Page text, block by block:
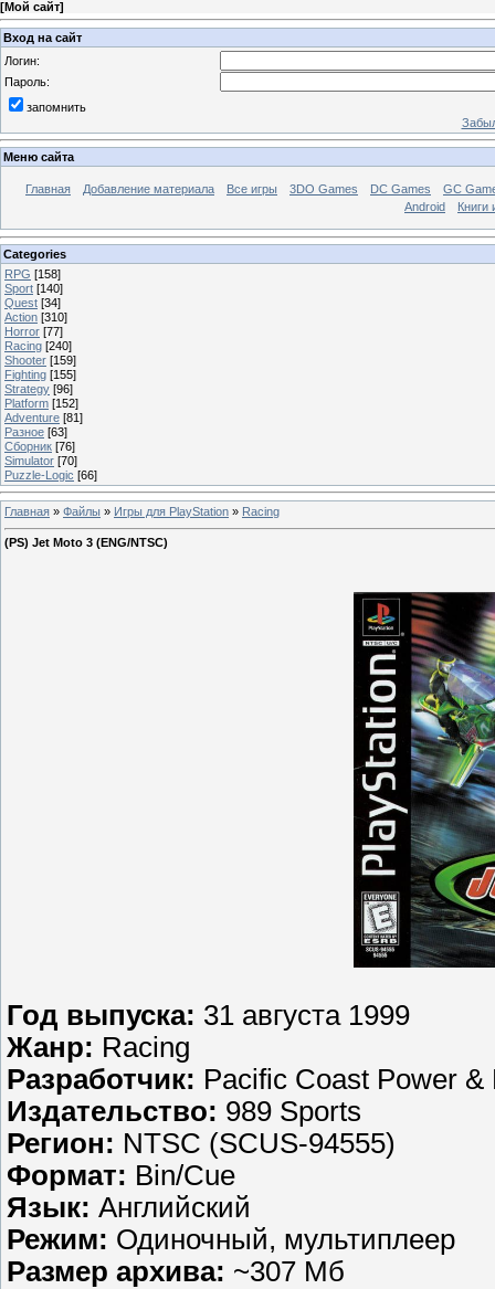
[Мой сайт]
Вход на сайт
Логин:
Пароль:
запомнить
Меню сайта
Главная Добавление материала Все игры 3DO Games DC Games
GC
Android
Книги
Categories
RPG [158]
Sport [140]
Quest [34]
Action [310]
Horror [77]
Racing [240]
Shooter [159]
Fighting [155]
Strategy [96]
Platform [152]
Adventure [81]
Разное [63]
Сборник [76]
Simulator [70]
Puzzle-Logic [66]
Главная » Файлы » Игры для PlayStation » Racing
(PS) Jet Moto 3 (ENG/NTSC)
Год выпуска: 31 августа 1999
Жанр: Racing
Разработчик: Pacific Coast Power &
Издательство: 989 Sports
Регион: NTSC (SCUS-94555)
Формат: Bin/Cue
Язык: Английский
Режим: Одиночный, мультиплеер
Размер архива: ~307 Мб